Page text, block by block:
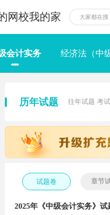
网校我的家
会计实务 经济法（中
历年试题 往年试题 考
试题卷 章节
2025年《中级会计实务》试